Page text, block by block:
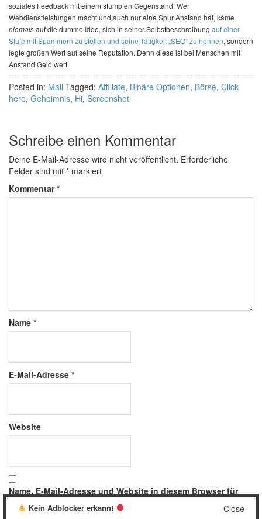
soziales Feedback mit einem stumpfen Gegenstand! Wer
Webdienstleistungen macht und auch nur eine Spur Anstand hat, käme
niemalsauf die dumme Idee, sich in seiner Selbstbeschreibung auf einer
Stufe mit Spammern zu stellen und seine Tätigkeit „SEO“ zu nennen, sondern
legte großen Wert auf seine Reputation. Denn diese ist bei Menschen mit
Anstand Geld wert.
Posted in: Mail Tagged: Affiliate, Binäre Optionen, Börse, Click
here, Geheimnis, Hi, Screenshot
Schreibe einen Kommentar
Deine E-Mail-Adresse wird nicht veröffentlicht. Erforderliche
Felder sind mit * markiert
Kommentar*
Name *
E-Mail-Adresse *
Website
Name, E-Mail-Adresse und Website in diesem Browser für
meinen nächsten Kommentar speichern.
Close
Kein Adblocker erkannt